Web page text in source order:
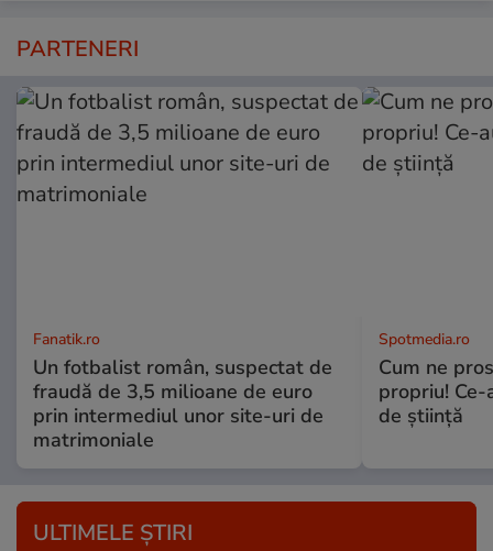
PARTENERI
Fanatik.ro
Un fotbalist român, suspectat de
fraudă de 3,5 milioane de euro
prin intermediul unor site-uri de
matrimoniale
Spotmedia.ro
Cum ne
propriu!
de știință
ULTIMELE ȘTIRI